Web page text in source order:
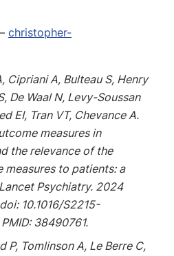
christopher-
Cipriani A, Bulteau S, Henry
De Waal N, Levy-Soussan
EI, Tran VT, Chevance A.
measures in
the relevance of the
to patients: a
Psychiatry. 2024
10.1016/S2215-
38490761.
P, Tomlinson A, Le Berre C,